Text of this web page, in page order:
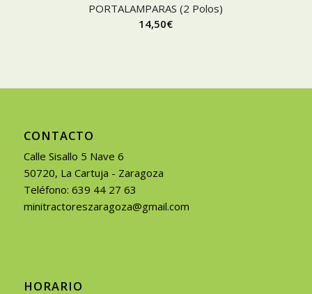
PORTALAMPARAS (2 Polos)
14,50€
CONTACTO
Calle Sisallo 5 Nave 6
50720, La Cartuja - Zaragoza
Teléfono: 639 44 27 63
minitractoreszaragoza@gmail.com
HORARIO